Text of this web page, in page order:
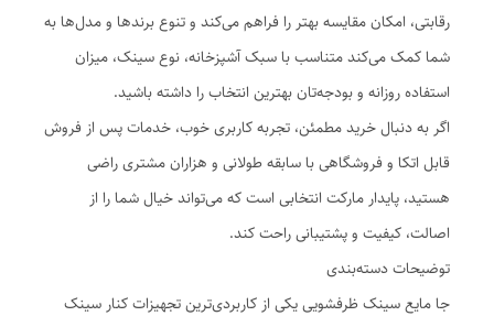
رقابتی، امکان مقایسه بهتر را فراهم می‌کند و تنوع برندها و مدل‌ها به
شما کمک می‌کند متناسب با سبک آشپزخانه، نوع سینک، میزان
استفاده روزانه و بودجه‌تان بهترین انتخاب را داشته باشید.
اگر به دنبال خرید مطمئن، تجربه کاربری خوب، خدمات پس از فروش
قابل اتکا و فروشگاهی با سابقه طولانی و هزاران مشتری راضی
هستید، پایدار مارکت انتخابی است که می‌تواند خیال شما را از
اصالت، کیفیت و پشتیبانی راحت کند.
توضیحات دسته‌بندی
جا مایع سینک ظرفشویی یکی از کاربردی‌ترین تجهیزات کنار سینک